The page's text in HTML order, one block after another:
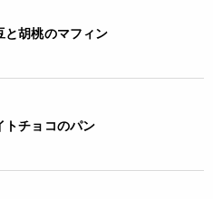
と胡桃のマフィン
トチョコのパン